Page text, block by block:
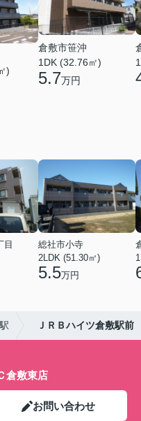
)
倉敷市笹沖
1DK (32.76㎡)
5.7万円
目
総社市小寺
2LDK (51.30㎡)
5.5万円
ＪＲＢハイツ倉敷駅前
倉敷東店
お問い合わせ